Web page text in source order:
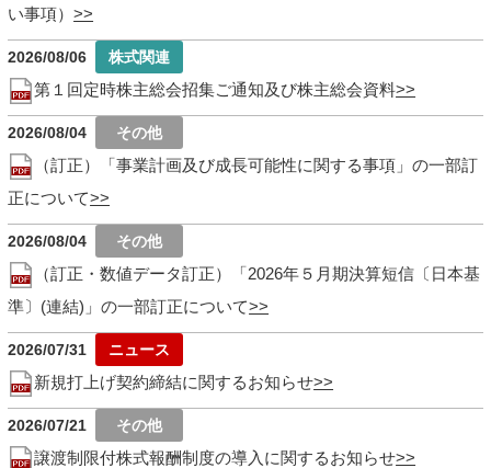
い事項）
2026/08/06
第１回定時株主総会招集ご通知及び株主総会資料
2026/08/04
（訂正）「事業計画及び成長可能性に関する事項」の一部訂
正について
2026/08/04
（訂正・数値データ訂正）「2026年５月期決算短信〔日本基
準〕(連結)」の一部訂正について
2026/07/31
新規打上げ契約締結に関するお知らせ
2026/07/21
譲渡制限付株式報酬制度の導入に関するお知らせ